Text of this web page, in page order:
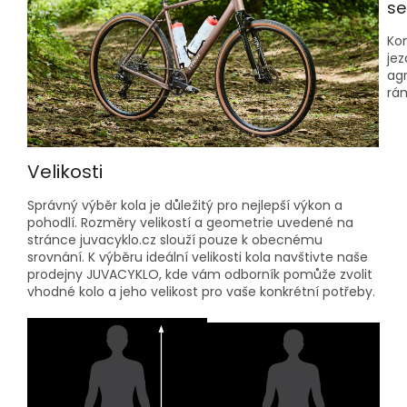
Velikosti
Správný výběr kola je důležitý pro nejlepší výkon a
pohodlí. Rozměry velikostí a geometrie uvedené na
stránce juvacyklo.cz slouží pouze k obecnému
srovnání. K výběru ideální velikosti kola navštivte naše
prodejny JUVACYKLO, kde vám odborník pomůže zvolit
vhodné kolo a jeho velikost pro vaše konkrétní potřeby.